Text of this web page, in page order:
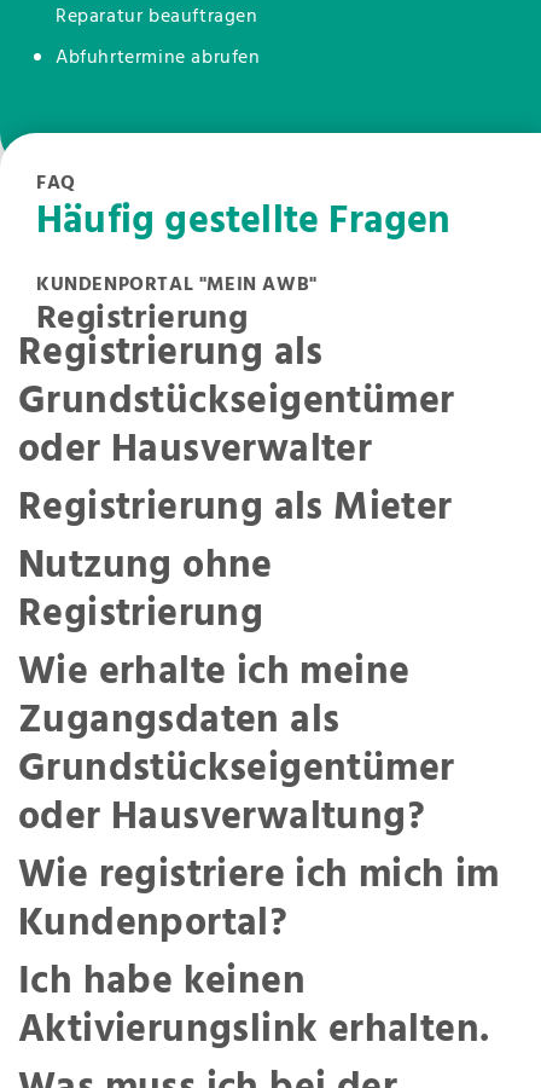
Reparatur beauftragen
Abfuhrtermine abrufen
FAQ
Häufig gestellte Fragen
KUNDENPORTAL "MEIN AWB"
Registrierung
Registrierung als
Grundstückseigentümer
oder Hausverwalter
Registrierung als Mieter
Nutzung ohne
Registrierung
Wie erhalte ich meine
Zugangsdaten als
Grundstückseigentümer
oder Hausverwaltung?
Wie registriere ich mich im
Kundenportal?
Ich habe keinen
Aktivierungslink erhalten.